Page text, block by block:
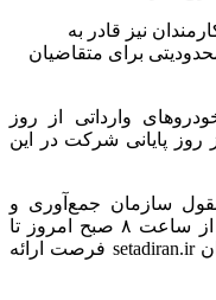
نیز قادر به
برای متقاضیان
وارداتی از روز
امروز روز پایانی شرکت در این
سازمان جمع‌آوری و
فروش اموال تملیکی افزود: متقاضیان از ساعت ۸ صبح امروز تا
ساعت ۱۹ با مراجعه به سایت ستاد ایران setadiran.ir فرصت ارائه